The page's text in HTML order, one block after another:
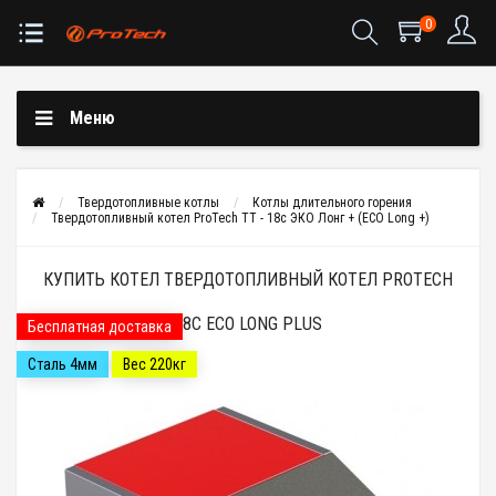
0
Меню
Твердотопливные котлы
Котлы длительного горения
Твердотопливный котел ProTech ТТ - 18с ЭКО Лонг + (ECO Long +)
КУПИТЬ КОТЕЛ ТВЕРДОТОПЛИВНЫЙ КОТЕЛ PROTECH
18С ECO LONG PLUS
Бесплатная доставка
Сталь 4мм Вес 220кг